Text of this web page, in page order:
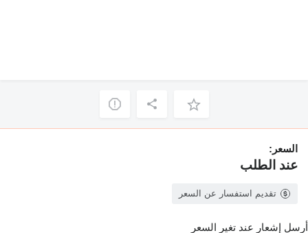
السعر:
عند الطلب
تقديم استفسار عن السعر
أرسل إشعار عند تغير السعر